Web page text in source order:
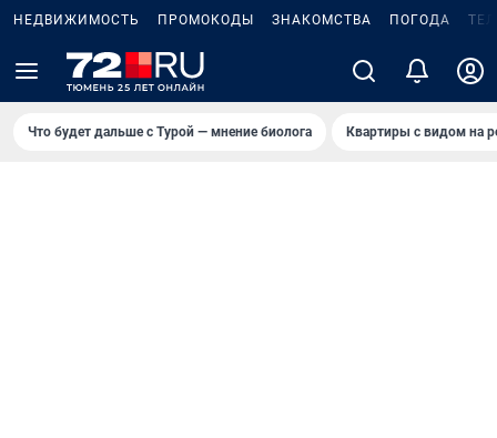
НЕДВИЖИМОСТЬ ПРОМОКОДЫ ЗНАКОМСТВА ПОГОДА
Что будет дальше с Турой — мнение биолога Квартиры с видом на